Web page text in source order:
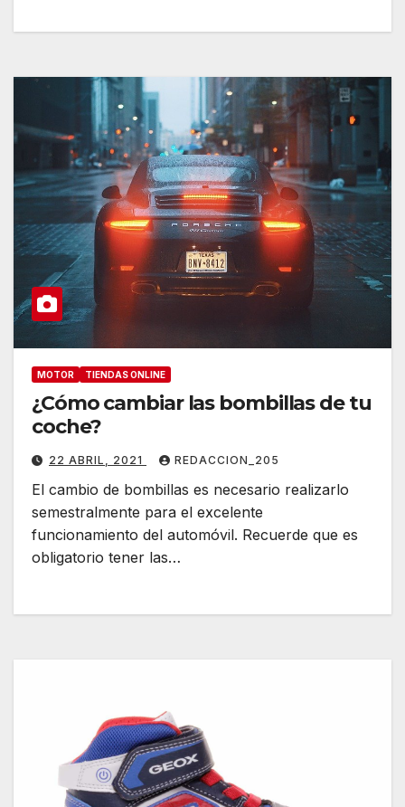
MOTOR TIENDAS ONLINE
¿Cómo cambiar las bombillas de tu
coche?
22 ABRIL, 2021 REDACCION_205
El cambio de bombillas es necesario realizarlo
semestralmente para el excelente
funcionamiento del automóvil. Recuerde que es
obligatorio tener las…